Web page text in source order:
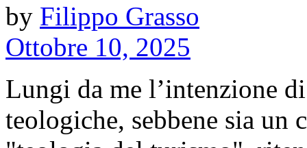
by Filippo Grasso
Ottobre 10, 2025
Lungi da me l’intenzione
teologiche, sebbene sia un